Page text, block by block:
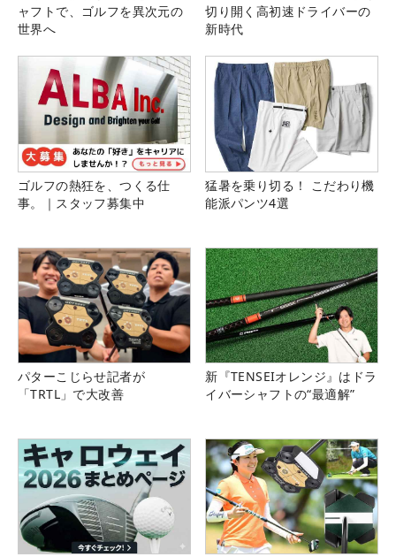
ャフトで、ゴルフを異次元の
世界へ
切り開く高初速ドライバーの
新時代
ゴルフの熱狂を、つくる仕
事。｜スタッフ募集中
猛暑を乗り切る！ こだわり機
能派パンツ4選
パターこじらせ記者が
「TRTL」で大改善
新『TENSEIオレンジ』はドラ
イバーシャフトの“最適解”